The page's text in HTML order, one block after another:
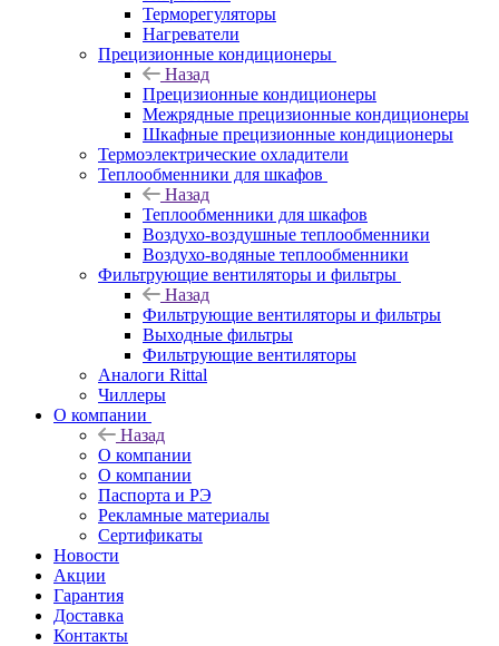
Терморегуляторы
Нагреватели
Прецизионные кондиционеры
Назад
Прецизионные кондиционеры
Mежрядные прецизионные кондиционеры
Шкафные прецизионные кондиционеры
Термоэлектрические охладители
Теплообменники для шкафов
Назад
Теплообменники для шкафов
Воздухо-воздушные теплообменники
Воздухо-водяные теплообменники
Фильтрующие вентиляторы и фильтры
Назад
Фильтрующие вентиляторы и фильтры
Выходные фильтры
Фильтрующие вентиляторы
Аналоги Rittal
Чиллеры
О компании
Назад
О компании
О компании
Паспорта и РЭ
Рекламные материалы
Сертификаты
Новости
Акции
Гарантия
Доставка
Контакты